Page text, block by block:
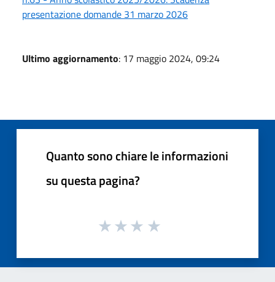
presentazione domande 31 marzo 2026
Ultimo aggiornamento: 17 maggio 2024, 09:24
Quanto sono chiare le informazioni
su questa pagina?